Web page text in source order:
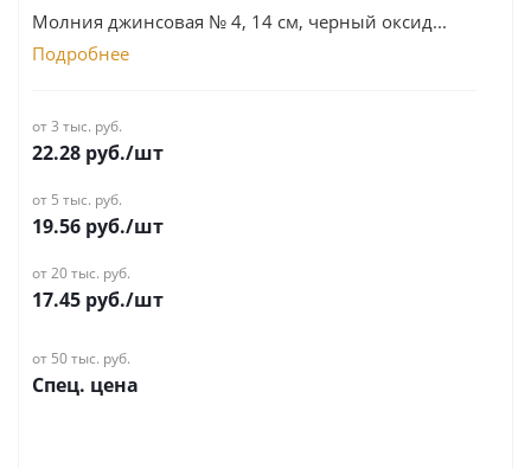
Молния джинсовая № 4, 14 см, черный оксид...
Подробнее
от 3 тыс. руб.
22.28 руб./шт
от 5 тыс. руб.
19.56 руб./шт
от 20 тыс. руб.
17.45 руб./шт
от 50 тыс. руб.
Спец. цена